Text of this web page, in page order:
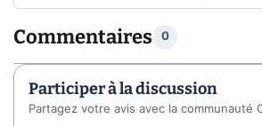
Commentaires 0
Participer à la discussion
Partagez votre avis avec la communauté